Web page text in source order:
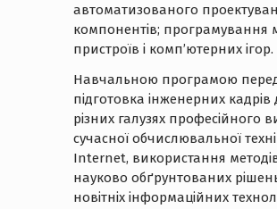
автоматизованого
компонентів; програмування
пристроїв і комп’ютерних ігор.
Навчальною програмою
підготовка інженерних
різних галузях професійного
сучасної обчислювальної
Internet, використання
науково обґрунтованих
новітніх інформаційних